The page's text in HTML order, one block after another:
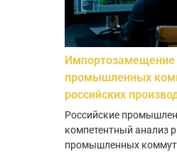
Импортозамещение
промышленных
российских
Российские
компетентный анализ
промышленных